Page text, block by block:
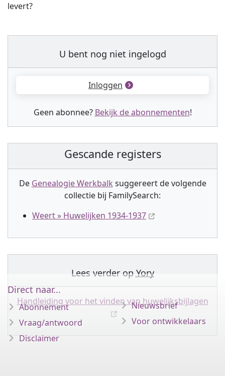
levert?
U bent nog niet ingelogd
Inloggen
Geen abonnee? Bekijk de abonnementen!
Gescande registers
De Genealogie Werkbalk suggereert de volgende
collectie bij FamilySearch:
Weert » Huwelijken 1934-1937
Lees verder op Yory
Handleiding voor het vinden van huwelijksbijlagen
Direct naar...
Abonnement
Vraag/antwoord
Disclaimer
Nieuwsbrief
Voor ontwikkelaars